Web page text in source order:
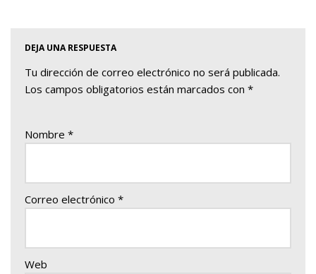
DEJA UNA RESPUESTA
Tu dirección de correo electrónico no será publicada.
Los campos obligatorios están marcados con *
Nombre *
Correo electrónico *
Web